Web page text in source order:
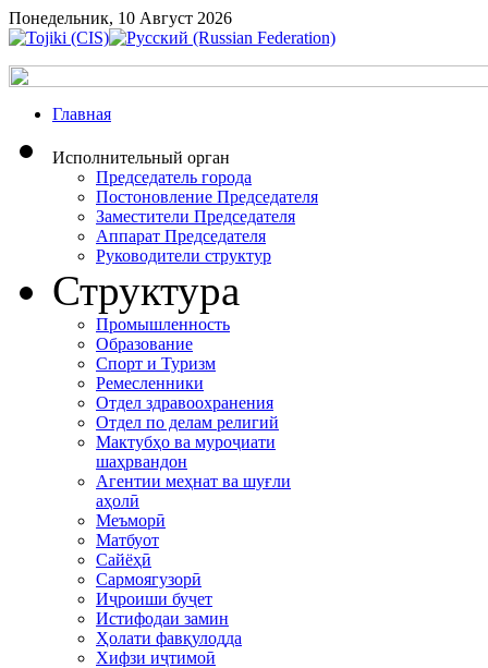
Понедельник, 10 Август 2026
Главная
Исполнительный орган
Председатель города
Постоновление Председателя
Заместители Председателя
Аппарат Председателя
Руководители структур
Структура
Промышленность
Образование
Спорт и Туризм
Ремесленники
Отдел здравоохранения
Отдел по делам религий
Мактубҳо ва муроҷиати
шаҳрвандон
Агентии меҳнат ва шуғли
аҳолӣ
Меъморӣ
Матбуот
Сайёҳӣ
Сармоягузорӣ
Иҷроиши буҷет
Истифодаи замин
Ҳолати фавқулодда
Хифзи иҷтимоӣ